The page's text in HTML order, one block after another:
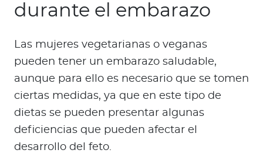
durante el embarazo
Las mujeres vegetarianas o veganas
pueden tener un embarazo saludable,
aunque para ello es necesario que se tomen
ciertas medidas, ya que en este tipo de
dietas se pueden presentar algunas
deficiencias que pueden afectar el
desarrollo del feto.